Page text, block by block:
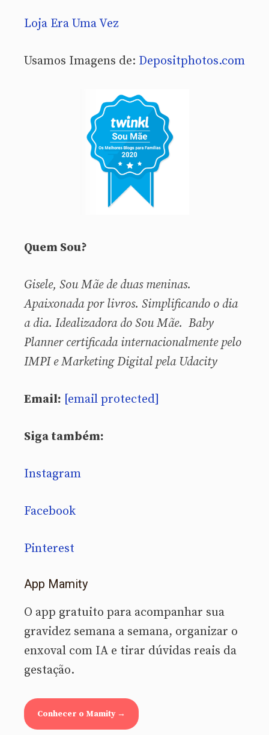
Loja Era Uma Vez
Usamos Imagens de: Depositphotos.com
Quem Sou?
Gisele, Sou Mãe de duas meninas.
Apaixonada por livros. Simplificando o dia
a dia. Idealizadora do Sou Mãe. Baby
Planner certificada internacionalmente pelo
IMPI e Marketing Digital pela Udacity
Email: [email protected]
Siga também:
Instagram
Facebook
Pinterest
App Mamity
O app gratuito para acompanhar sua
gravidez semana a semana, organizar o
enxoval com IA e tirar dúvidas reais da
gestação.
Conhecer o Mamity →